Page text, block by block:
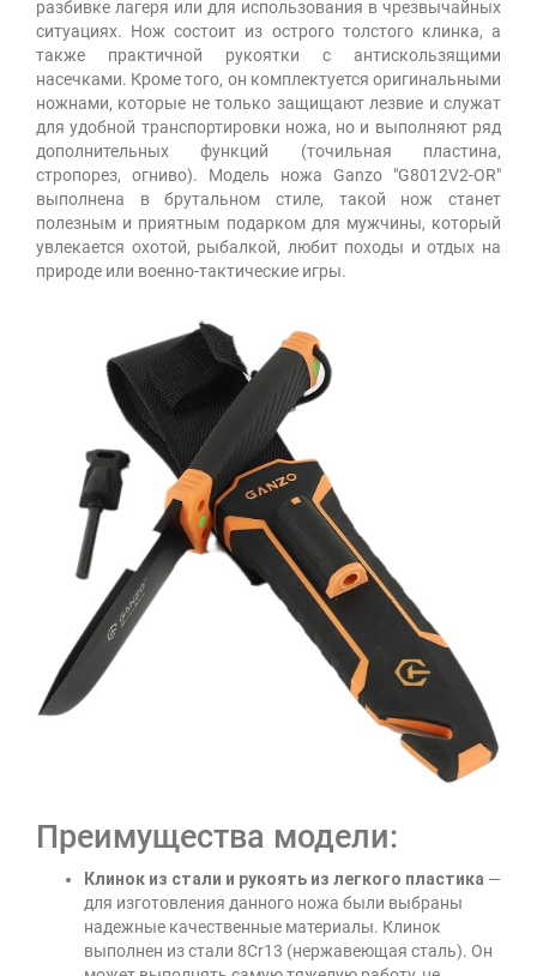
разбивке лагеря или для использования в чрезвычайных
ситуациях. Нож состоит из острого толстого клинка, а
также практичной рукоятки с антискользящими
насечками. Кроме того, он комплектуется оригинальными
ножнами, которые не только защищают лезвие и служат
для удобной транспортировки ножа, но и выполняют ряд
дополнительных функций (точильная пластина,
стропорез, огниво). Модель ножа Ganzo "G8012V2-OR"
выполнена в брутальном стиле, такой нож станет
полезным и приятным подарком для мужчины, который
увлекается охотой, рыбалкой, любит походы и отдых на
природе или военно-тактические игры.
Преимущества модели:
Клинок из стали и рукоять из легкого пластика —
для изготовления данного ножа были выбраны
надежные качественные материалы. Клинок
выполнен из стали 8Cr13 (нержавеющая сталь). Он